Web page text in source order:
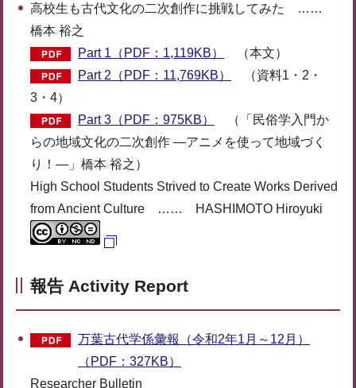
高校生も古代文化の二次創作に挑戦してみた ……
橋本 裕之
Part 1（PDF：1,119KB）
（本文）
Part 2（PDF：11,769KB）
（資料1・2・
3・4）
Part 3（PDF：975KB）
（「民俗学入門か
らの地域文化の二次創作 ―アニメを使って地域づく
り！―」橋本 裕之）
High School Students Strived to Create Works Derived
from Ancient Culture …… HASHIMOTO Hiroyuki
報告 Activity Report
万葉古代学係彙報（令和2年1月～12月）
（PDF：327KB）
Researcher Bulletin